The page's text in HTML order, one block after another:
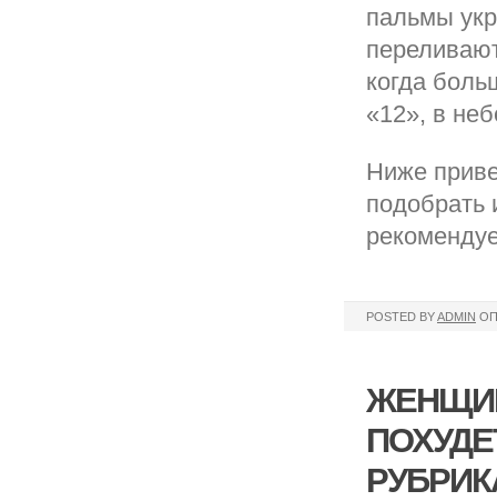
пальмы
когда
«12», в
Ниже
подобрать
POSTED BYADMIN